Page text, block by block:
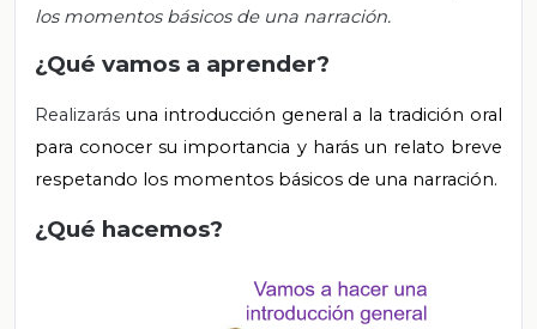
los momentos básicos de una narración.
¿Qué vamos a aprender?
Realizarás una introducción general a la tradición oral
para conocer su importancia y harás un relato breve
respetando los momentos básicos de una narración.
¿Qué hacemos?